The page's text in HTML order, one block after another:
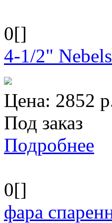
0[]
4-1/2"
Цена: 2852
Под заказ
Подробнее
0[]
фара